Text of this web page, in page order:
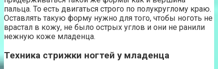
пальца. То есть двигаться строго по полукруглому краю.
Оставлять такую форму нужно для того, чтобы ноготь не
врастал в кожу, не было острых углов и они не ранили
нежную коже младенца.
Техника стрижки ногтей у младенца